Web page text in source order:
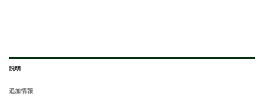
説明
追加情報